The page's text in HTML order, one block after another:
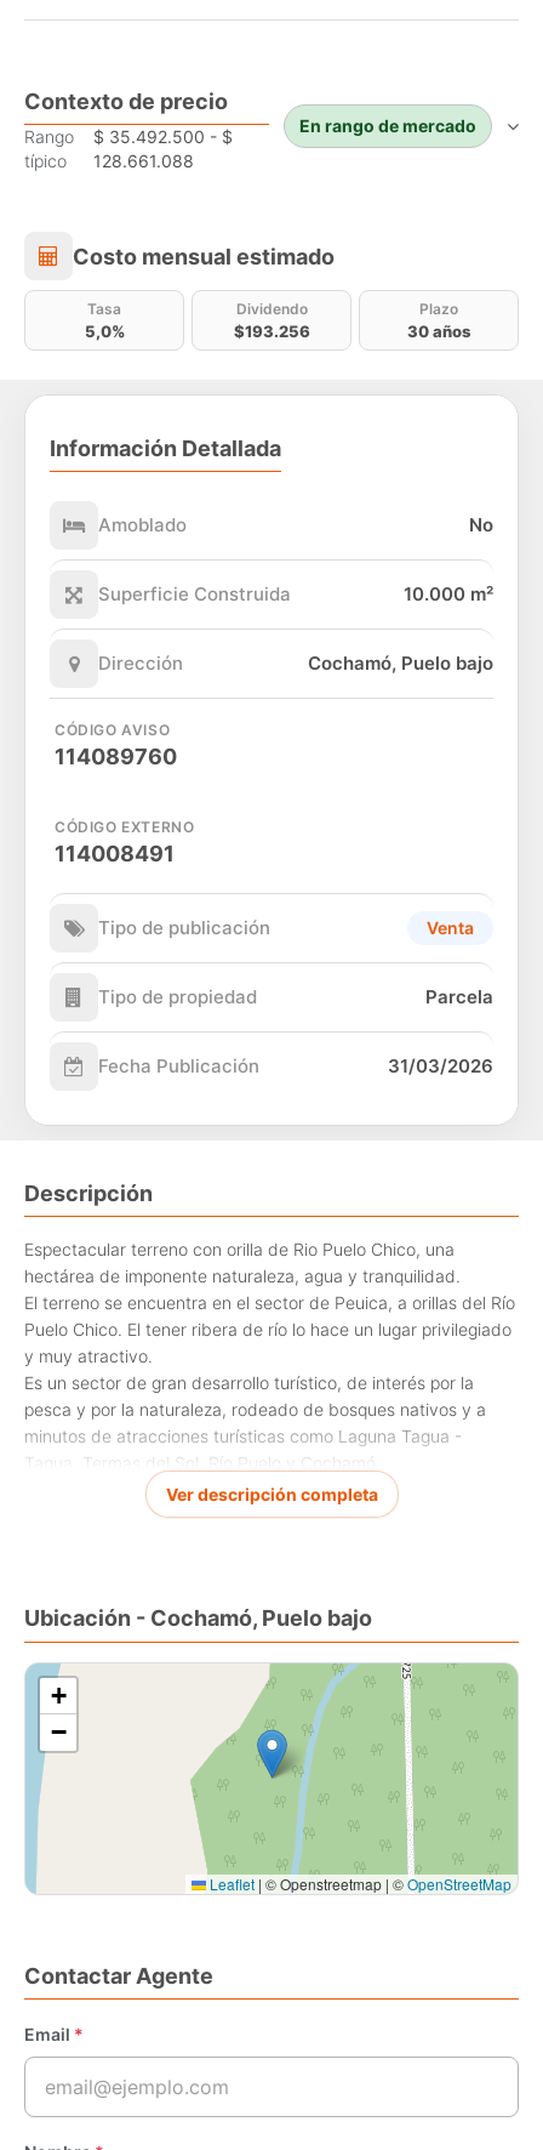
Contexto de precio
Rango
típico
$ 35.492.500 - $
128.661.088
En rango de mercado
Costo mensual estimado
Costo mensual estimado
Tasa
5,0%
Dividendo
$193.256
Plazo
30 años
Información Detallada
Amoblado No
Superficie Construida 10.000 m²
Dirección Cochamó, Puelo bajo
CÓDIGO AVISO
114089760
CÓDIGO EXTERNO
114008491
Tipo de publicación Venta
Tipo de propiedad Parcela
Fecha Publicación 31/03/2026
Descripción
Espectacular terreno con orilla de Rio Puelo Chico, una
hectárea de imponente naturaleza, agua y tranquilidad.
El terreno se encuentra en el sector de Peuica, a orillas del Río
Puelo Chico. El tener ribera de río lo hace un lugar privilegiado
y muy atractivo.
Es un sector de gran desarrollo turístico, de interés por la
pesca y por la naturaleza, rodeado de bosques nativos y a
minutos de atracciones turísticas como Laguna Tagua -
Tagua, Termas del Sol, Río Puelo y Cochamó.
Es parte de un grupo de lotes que comparten seguridad y
Ver descripción completa
Ubicación - Cochamó, Puelo bajo
+
−
Leaflet | © Openstreetmap | ©OpenStreetMap
Contactar Agente
Email *